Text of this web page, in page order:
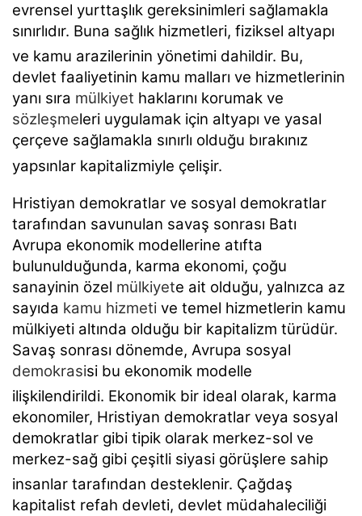
evrensel yurttaşlık gereksinimleri sağlamakla
sınırlıdır. Buna sağlık hizmetleri, fiziksel altyapı
ve kamu arazilerinin yönetimi dahildir. Bu,
devlet faaliyetinin kamu malları ve hizmetlerinin
yanı sıra mülkiyet haklarını korumak ve
sözleşmeleri uygulamak için altyapı ve yasal
çerçeve sağlamakla sınırlı olduğu bırakınız
yapsınlar kapitalizmiyle çelişir.
Hristiyan demokratlar ve sosyal demokratlar
tarafından savunulan savaş sonrası Batı
Avrupa ekonomik modellerine atıfta
bulunulduğunda, karma ekonomi, çoğu
sanayinin özel mülkiyete ait olduğu, yalnızca az
sayıda kamu hizmeti ve temel hizmetlerin kamu
mülkiyeti altında olduğu bir kapitalizm türüdür.
Savaş sonrası dönemde, Avrupa sosyal
demokrasisi bu ekonomik modelle
ilişkilendirildi. Ekonomik bir ideal olarak, karma
ekonomiler, Hristiyan demokratlar veya sosyal
demokratlar gibi tipik olarak merkez-sol ve
merkez-sağ gibi çeşitli siyasi görüşlere sahip
insanlar tarafından desteklenir. Çağdaş
kapitalist refah devleti, devlet müdahaleciliği